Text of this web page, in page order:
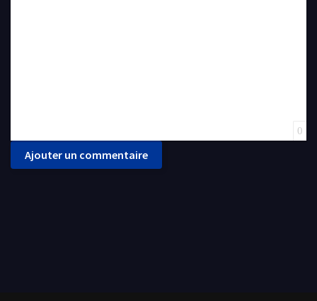
0
Ajouter un commentaire